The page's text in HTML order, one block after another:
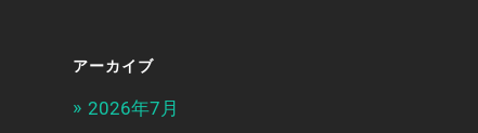
アーカイブ
2026年7月